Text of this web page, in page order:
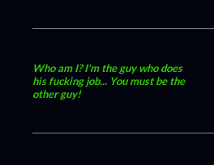
Who am I? I'm the guy who does
his fucking job... You must be the
other guy!